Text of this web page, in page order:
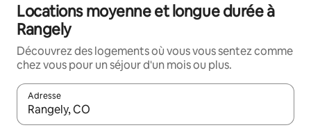
Locations moyenne et longue durée à
Rangely
Découvrez des logements où vous vous sentez comme
chez vous pour un séjour d'un mois ou plus.
Adresse
Lorsque les résultats s'affichent, utilisez les flèches vers le